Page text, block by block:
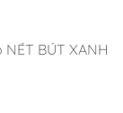
BÚT XANH